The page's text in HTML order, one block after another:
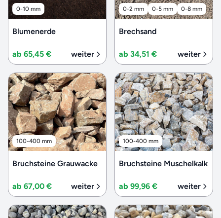
0-10 mm
Blumenerde
ab 65,45 € weiter
0-2 mm 0-5 mm 0-8 mm
Brechsand
ab 34,51 € weiter
100-400 mm
Bruchsteine Grauwacke
ab 67,00 € weiter
100-400 mm
Bruchsteine Muschelkalk
ab 99,96 € weiter